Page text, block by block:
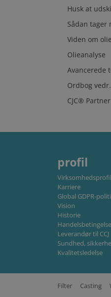
Husk at
Sådan tager
Viden om olie
Olieanalyse
Avancerede
Ordbog
CJC®
profil
Virksomhedsprofil
Karriere
Global GDPR-
Vision
Historie
Leverandør til CCJ
Sundhed,
Kvalitetsledelse
Filter Casting